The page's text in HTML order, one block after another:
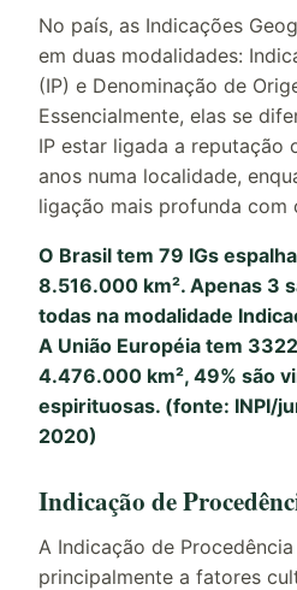
No país, as Indicações
em duas modalidades:
(IP) e Denominação de
Essencialmente, elas se
IP estar ligada a reputação
anos numa localidade,
ligação mais profunda com
O Brasil tem 79 IGs
8.516.000 km². Apenas 3
todas na modalidade
A União Européia tem
4.476.000 km², 49% são
espirituosas. (fonte: INPI/
2020)
Indicação de
A Indicação de
principalmente a fatores